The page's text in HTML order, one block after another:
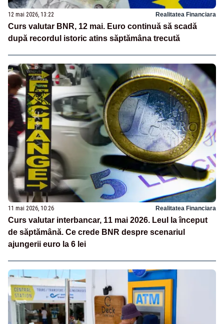
12 mai 2026, 13:22 Realitatea Financiara
Curs valutar BNR, 12 mai. Euro continuă să scadă
după recordul istoric atins săptămâna trecută
11 mai 2026, 10:26 Realitatea Financiara
Curs valutar interbancar, 11 mai 2026. Leul la început
de săptămână. Ce crede BNR despre scenariul
ajungerii euro la 6 lei